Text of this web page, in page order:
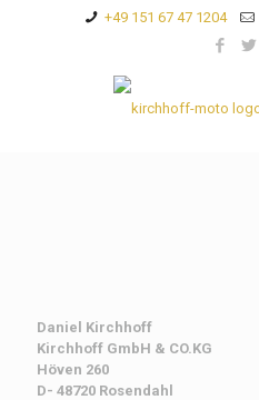
+49 151 67 47 1204
Daniel Kirchhoff
Kirchhoff GmbH & CO.KG
Höven 260
D- 48720 Rosendahl